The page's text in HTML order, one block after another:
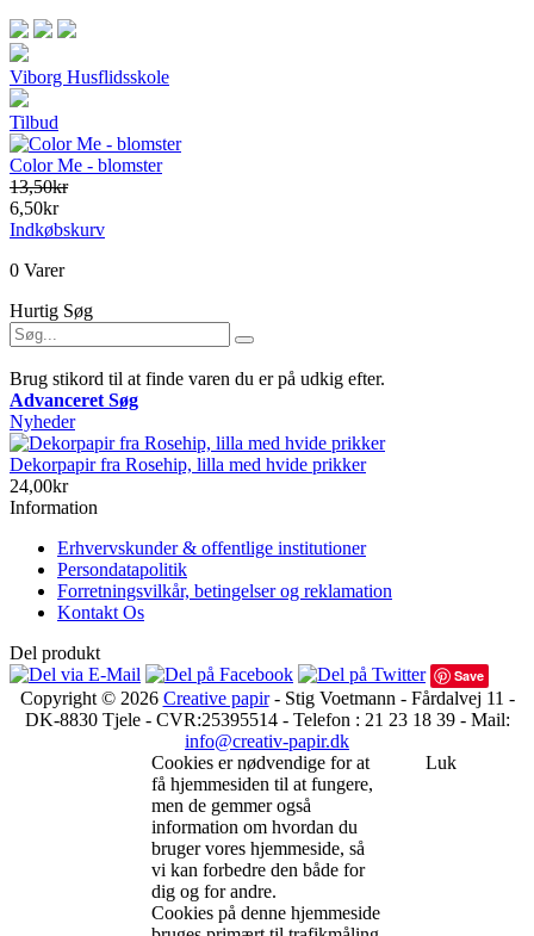
Viborg Husflidsskole
Tilbud
Color Me - blomster
13,50kr
6,50kr
Indkøbskurv
0 Varer
Hurtig Søg
Brug stikord til at finde varen du er på udkig efter.
Advanceret Søg
Nyheder
Dekorpapir fra Rosehip, lilla med hvide prikker
24,00kr
Information
Erhvervskunder & offentlige institutioner
Persondatapolitik
Forretningsvilkår, betingelser og reklamation
Kontakt Os
Del produkt
Save
Copyright © 2026 Creative papir- Stig Voetmann - Fårdalvej 11 -
DK-8830 Tjele - CVR:25395514 - Telefon : 21 23 18 39 - Mail:
info@creativ-papir.dk
Cookies er nødvendige for at
få hjemmesiden til at fungere,
men de gemmer også
information om hvordan du
bruger vores hjemmeside, så
vi kan forbedre den både for
dig og for andre.
Cookies på denne hjemmeside
Luk